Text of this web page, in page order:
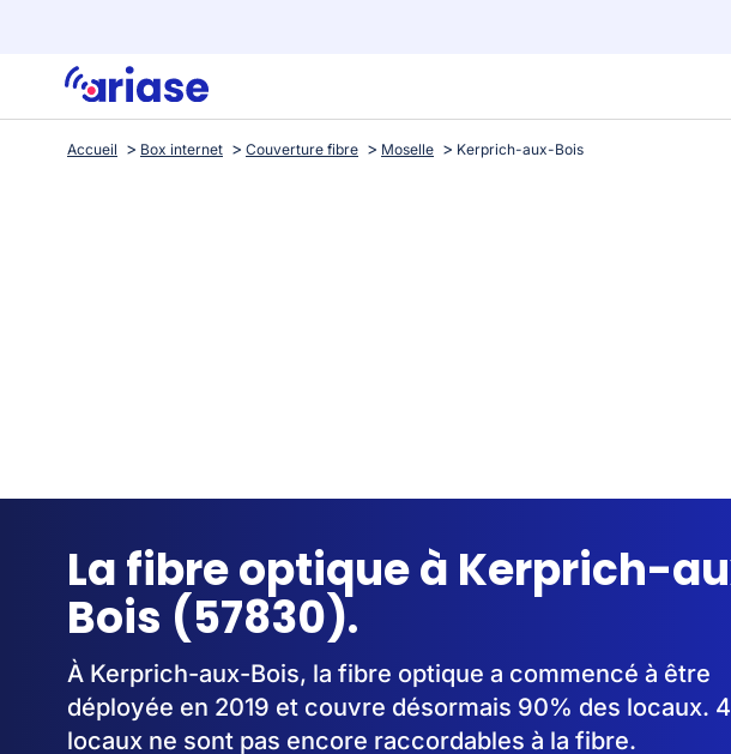
Accueil Box internet Couverture fibre Moselle Kerprich-aux-Bois
La fibre optique à Kerprich-
Bois (57830).
À Kerprich-aux-Bois, la fibre optique a commencé à être
déployée en 2019 et couvre désormais 90% des locaux.
locaux ne sont pas encore raccordables à la fibre.